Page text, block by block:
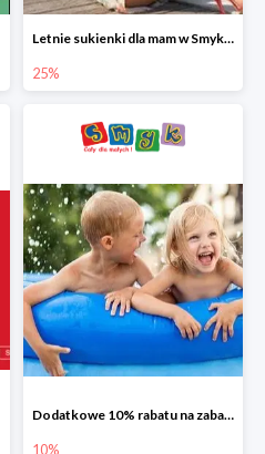
Letnie sukienki dla mam w Smyku do -25%
25%
Dodatkowe 10% rabatu na zabawki ogrodowe i baseny
10%